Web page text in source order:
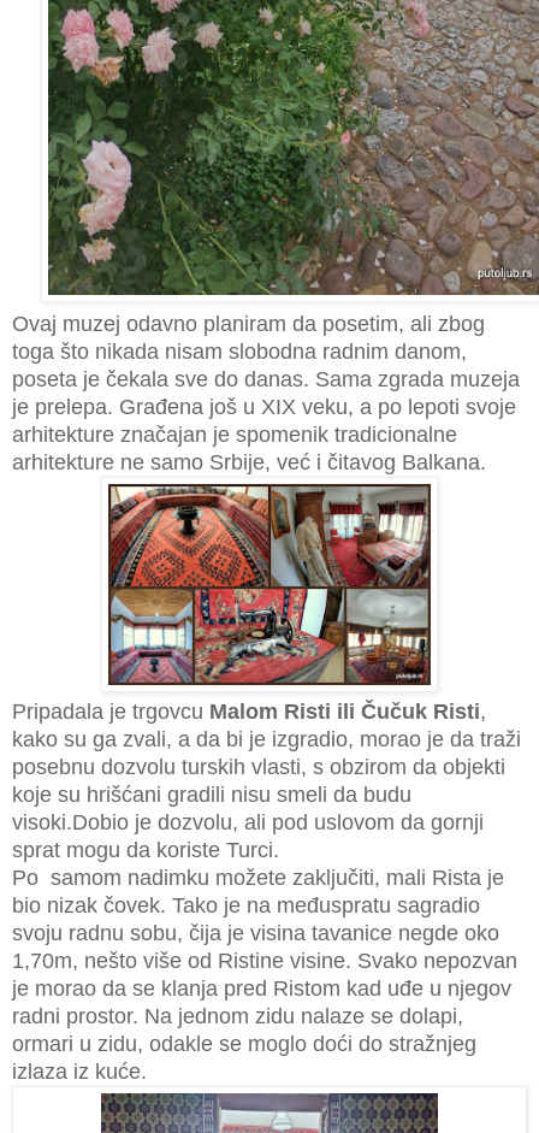
Ovaj muzej odavno planiram da posetim, ali zbog
toga što nikada nisam slobodna radnim danom,
poseta je čekala sve do danas. Sama zgrada muzeja
je prelepa. Građena još u XIX veku, a po lepoti svoje
arhitekture značajan je spomenik tradicionalne
arhitekture ne samo Srbije, već i čitavog Balkana.
Pripadala je trgovcu Malom Risti ili Čučuk Risti,
kako su ga zvali, a da bi je izgradio, morao je da traži
posebnu dozvolu turskih vlasti, s obzirom da objekti
koje su hrišćani gradili nisu smeli da budu
visoki.Dobio je dozvolu, ali pod uslovom da gornji
sprat mogu da koriste Turci.
Po samom nadimku možete zaključiti, mali Rista je
bio nizak čovek. Tako je na međuspratu sagradio
svoju radnu sobu, čija je visina tavanice negde oko
1,70m, nešto više od Ristine visine. Svako nepozvan
je morao da se klanja pred Ristom kad uđe u njegov
radni prostor. Na jednom zidu nalaze se dolapi,
ormari u zidu, odakle se moglo doći do stražnjeg
izlaza iz kuće.